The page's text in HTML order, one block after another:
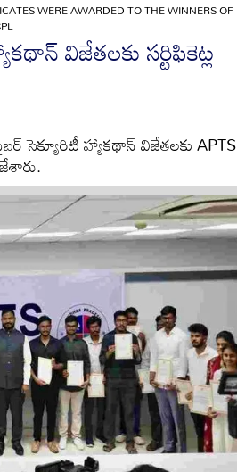
WERE AWARDED TO THE WINNERS OF
విజేతలకు సర్టిఫికెట్ల
సెక్యూరిటీ హ్యాకథాన్ విజేతలకు APTS